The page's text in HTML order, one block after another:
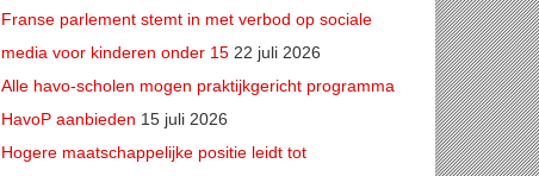
Franse parlement stemt in met verbod op sociale
media voor kinderen onder 15 22 juli 2026
Alle havo-scholen mogen praktijkgericht programma
HavoP aanbieden 15 juli 2026
Hogere maatschappelijke positie leidt tot